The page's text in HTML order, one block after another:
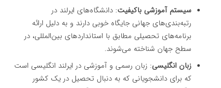
سیستم آموزشی باکیفیت: دانشگاه‌های ایرلند در
رتبه‌بندی‌های جهانی جایگاه خوبی دارند و به دلیل ارائه
برنامه‌های تحصیلی مطابق با استانداردهای بین‌المللی، در
سطح جهان شناخته می‌شوند.
زبان انگلیسی: زبان رسمی و آموزشی در ایرلند انگلیسی است
که برای دانشجویانی که به دنبال تحصیل در یک کشور